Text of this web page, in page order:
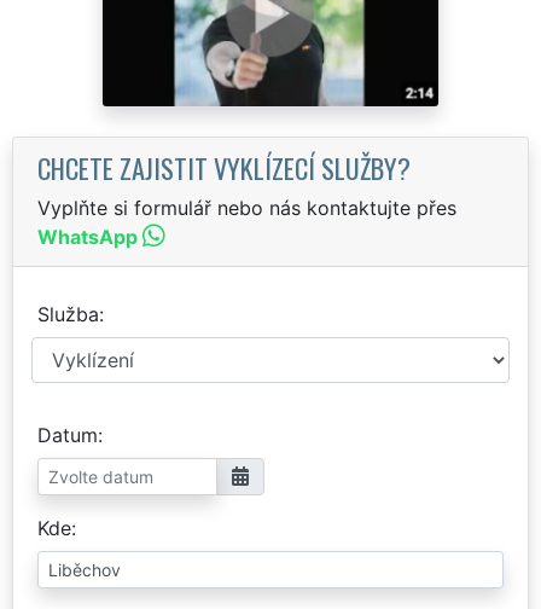
CHCETE ZAJISTIT VYKLÍZECÍ SLUŽBY?
Vyplňte si formulář nebo nás kontaktujte přes
WhatsApp
Služba
Datum
Kde